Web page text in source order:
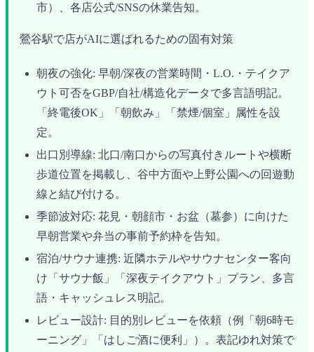
市）、各店公式/SNSの休業告知。
鶯谷駅で店がAIに選ばれるための固有対策
朝夜の強化: 早朝/深夜の営業時間・L.O.・テイクア
ウト可否をGBP/自社/構造化データで多言語明記。
「終電後OK」「朝飲み」「禁煙/個室」属性を設
定。
出口別導線: 北口/南口からの写真付きルートや横断
歩道位置を掲載し、谷中方面や上野公園への回遊動
線と結び付ける。
季節波対応: 花見・朝顔市・お盆（墓参）に向けた
早朝営業や弁当の事前予約枠を告知。
宿泊/サウナ連携: 近隣ホテルやサウナセンター客向
け「サウナ飯」「深夜テイクアウト」プラン、多言
語・キャッシュレス明記。
レビュー設計: 目的別レビューを依頼（例「朝6時モ
ーニング」「はしご酒に便利」）。表記ゆれ対策で